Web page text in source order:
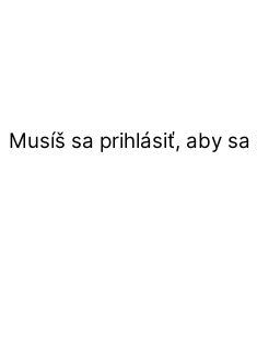
Musíš sa prihlásiť, aby